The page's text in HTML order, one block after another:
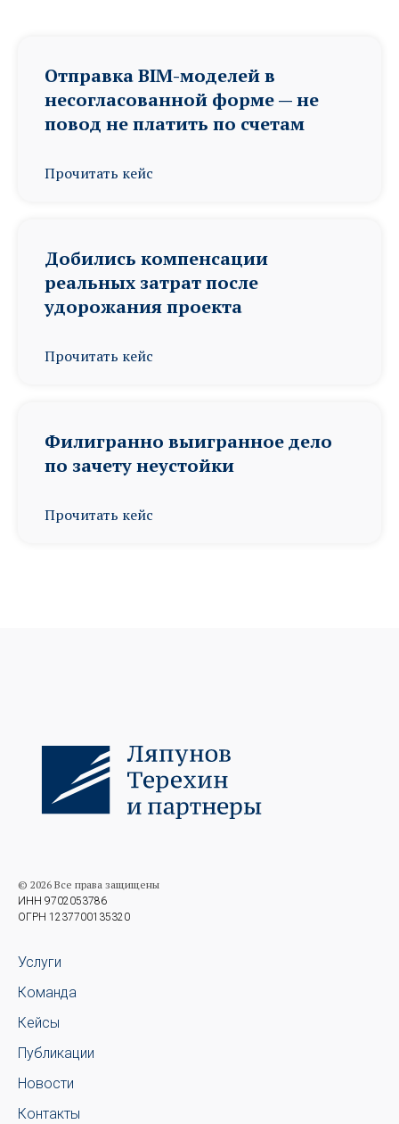
Отправка BIM-моделей в
несогласованной форме — не
повод не платить по счетам
Прочитать кейс
Добились компенсации
реальных затрат после
удорожания проекта
Прочитать кейс
Филигранно выигранное дело
по зачету неустойки
Прочитать кейс
© 2026 Все права защищены
ИНН 9702053786
ОГРН 1237700135320
Услуги
Команда
Кейсы
Публикации
Новости
Контакты